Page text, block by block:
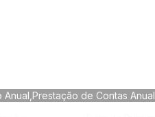
Anual,Prestação de Contas Anual